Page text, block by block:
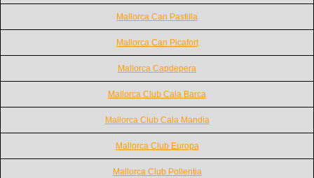
Mallorca Can Pastilla
Mallorca Can Picafort
Mallorca Capdepera
Mallorca Club Cala Barca
Mallorca Club Cala Mandia
Mallorca Club Europa
Mallorca Club Pollentia